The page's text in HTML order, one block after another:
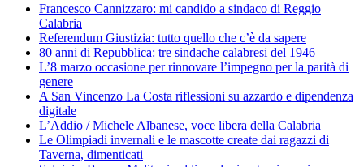
Francesco Cannizzaro: mi candido a sindaco di Reggio
Calabria
Referendum Giustizia: tutto quello che c’è da sapere
80 anni di Repubblica: tre sindache calabresi del 1946
L’8 marzo occasione per rinnovare l’impegno per la parità di
genere
A San Vincenzo La Costa riflessioni su azzardo e dipendenza
digitale
L’Addio / Michele Albanese, voce libera della Calabria
Le Olimpiadi invernali e le mascotte create dai ragazzi di
Taverna, dimenticati